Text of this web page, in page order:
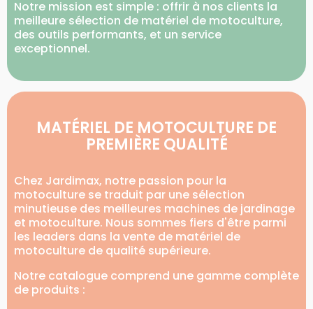
Notre mission est simple : offrir à nos clients la
meilleure sélection de matériel de motoculture,
des outils performants, et un service
exceptionnel.
MATÉRIEL DE MOTOCULTURE DE
PREMIÈRE QUALITÉ
Chez Jardimax, notre passion pour la
motoculture se traduit par une sélection
minutieuse des meilleures machines de jardinage
et motoculture. Nous sommes fiers d'être parmi
les leaders dans la vente de matériel de
motoculture de qualité supérieure.
Notre catalogue comprend une gamme complète
de produits :